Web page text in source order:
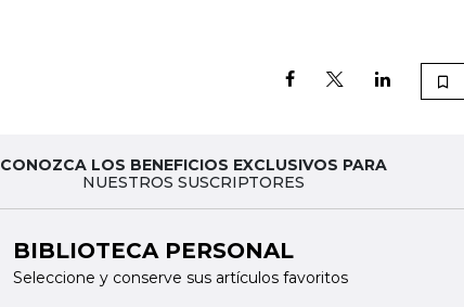
CONOZCA LOS BENEFICIOS EXCLUSIVOS PARA
NUESTROS SUSCRIPTORES
BIBLIOTECA PERSONAL
Seleccione y conserve sus artículos favoritos